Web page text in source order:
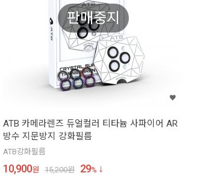
판매중지
ATB 카메라렌즈 듀얼컬러 티타늄 사파이어 AR
방수 지문방지 강화필름
ATB강화필름
10,900원 15,200원 29%